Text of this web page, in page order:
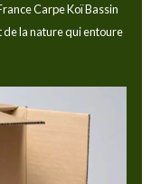
Carpe Koï Bassin
la nature qui entoure